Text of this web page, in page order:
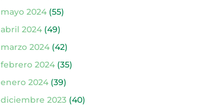
mayo 2024(55)
abril 2024(49)
marzo 2024(42)
febrero 2024(35)
enero 2024(39)
diciembre 2023(40)